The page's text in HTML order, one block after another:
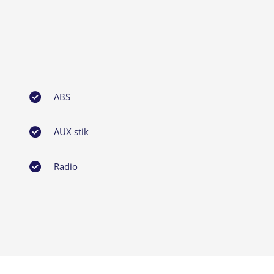
ABS
AUX stik
Radio